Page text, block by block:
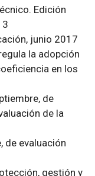
Edición
junio 2017
la adopción
en los
de
de la
de evaluación
gestión y